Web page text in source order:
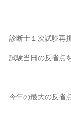
診断士１次試験再
試験当日の反省点
今年の最大の反省